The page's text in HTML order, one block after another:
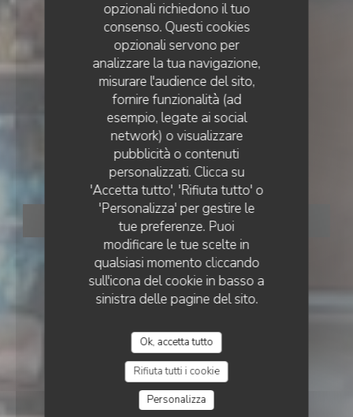
opzionali richiedono il tuo
consenso. Questi cookies
opzionali servono per
analizzare la tua navigazione,
misurare l'audience del sito,
fornire funzionalità (ad
esempio, legate ai social
network) o visualizzare
pubblicità o contenuti
personalizzati. Clicca su
'Accetta tutto', 'Rifiuta tutto' o
'Personalizza' per gestire le
tue preferenze. Puoi
modificare le tue scelte in
qualsiasi momento cliccando
sull'icona del cookie in basso a
sinistra delle pagine del sito.
Ok, accetta tutto
Rifiuta tutti i cookie
Personalizza
RESTAURANT CONTEMPORAIN• MARSEILLE
Mouné
PRENOTA
MOUNÉ